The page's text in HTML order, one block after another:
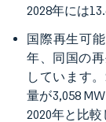
2028年には
国際再生可
年、同国の
しています
量が3,058
2020年と比